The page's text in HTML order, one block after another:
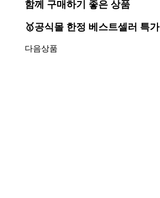
함께 구매하기 좋은 상품
🥇공식몰 한정 베스트셀러 특가
다음상품